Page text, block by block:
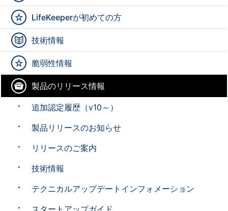
LifeKeeperが初めての方
技術情報
脆弱性情報
製品のリリース情報
追加認定履歴（v10～）
製品リリースのお知らせ
リリースのご案内
技術情報
テクニカルアップデートインフォメーション
スタートアップガイド